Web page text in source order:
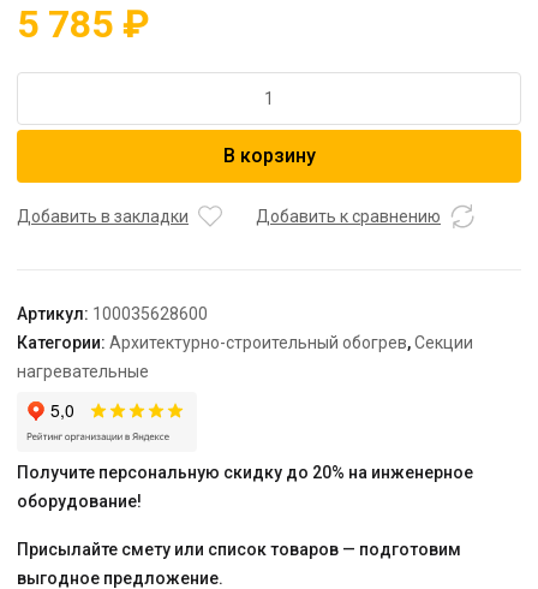
5 785 ₽
Секция
TEPLOLUX
0250-
040
В корзину
Добавить в закладки Добавить к сравнению
Артикул: 100035628600
Категории: Архитектурно-строительный обогрев,Секции
нагревательные
Получите персональную скидку до 20% на инженерное
оборудование!
Присылайте смету или список товаров — подготовим
выгодное предложение.